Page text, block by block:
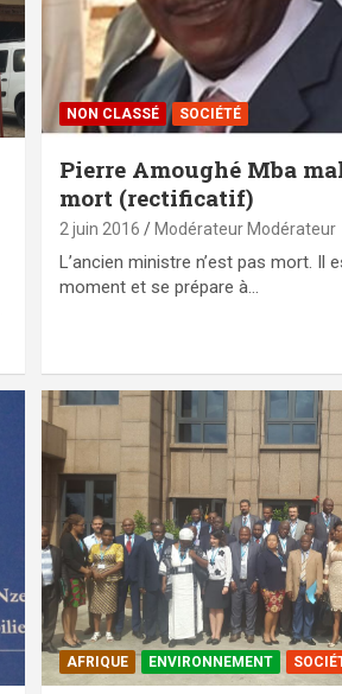
NON CLASSÉ SOCIÉTÉ
Pierre Amoughé Mba
mort (rectificatif)
2 juin 2016 Modérateur Modérateur
L’ancien ministre n’est pas mort. Il
moment et se prépare à…
AFRIQUE ENVIRONNEMENT